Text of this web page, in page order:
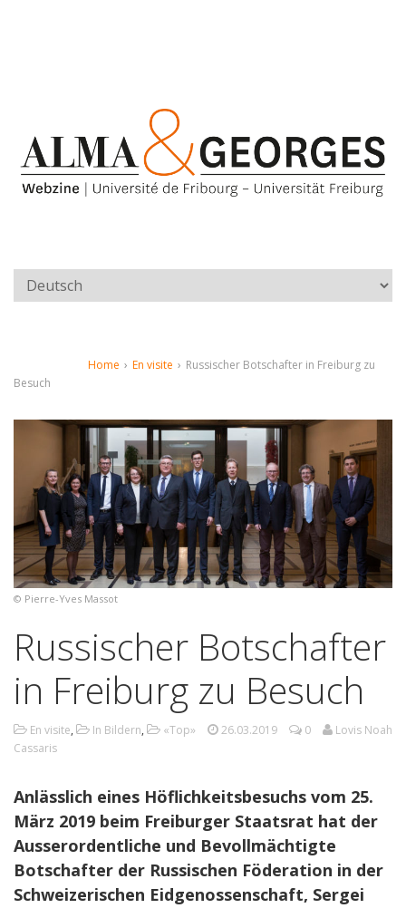
Home › En visite › Russischer Botschafter in Freiburg zu
Besuch
© Pierre-Yves Massot
Russischer Botschafter
in Freiburg zu Besuch
En visite, In Bildern, «Top» 26.03.2019 0
Lovis Noah
Cassaris
Anlässlich eines Höflichkeitsbesuchs vom 25.
März 2019 beim Freiburger Staatsrat hat der
Ausserordentliche und Bevollmächtigte
Botschafter der Russischen Föderation in der
Schweizerischen Eidgenossenschaft, Sergei